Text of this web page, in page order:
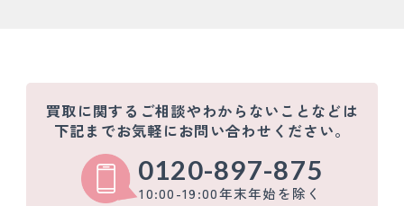
買取に関するご相談やわからないことなどは
下記までお気軽にお問い合わせください。
0120-897-875
10:00-19:00年末年始を除く